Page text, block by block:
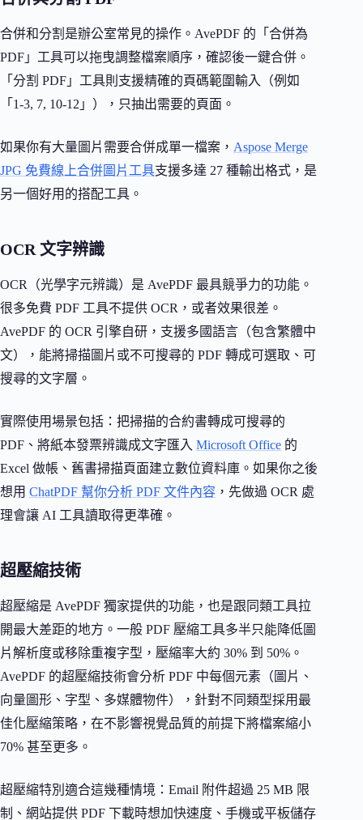
合併和分割是辦公室常見的操作。AvePDF 的「合併為
PDF」工具可以拖曳調整檔案順序，確認後一鍵合併。
「分割 PDF」工具則支援精確的頁碼範圍輸入（例如
「1-3, 7, 10-12」），只抽出需要的頁面。
如果你有大量圖片需要合併成單一檔案， Aspose Merge
JPG 免費線上合併圖片工具支援多達 27 種輸出格式，是
另一個好用的搭配工具。
OCR 文字辨識
OCR（光學字元辨識）是 AvePDF 最具競爭力的功能。
很多免費 PDF 工具不提供 OCR，或者效果很差。
AvePDF 的 OCR 引擎自研，支援多國語言（包含繁體中
文），能將掃描圖片或不可搜尋的 PDF 轉成可選取、可
搜尋的文字層。
實際使用場景包括：把掃描的合約書轉成可搜尋的
PDF、將紙本發票辨識成文字匯入 Microsoft Office 的
Excel 做帳、舊書掃描頁面建立數位資料庫。如果你之後
想用 ChatPDF 幫你分析 PDF 文件內容 ，先做過 OCR 處
理會讓 AI 工具讀取得更準確。
超壓縮技術
超壓縮是 AvePDF 獨家提供的功能，也是跟同類工具拉
開最大差距的地方。一般 PDF 壓縮工具多半只能降低圖
片解析度或移除重複字型，壓縮率大約 30% 到 50%。
AvePDF 的超壓縮技術會分析 PDF 中每個元素（圖片、
向量圖形、字型、多媒體物件），針對不同類型採用最
佳化壓縮策略，在不影響視覺品質的前提下將檔案縮小
70% 甚至更多。
超壓縮特別適合這幾種情境：Email 附件超過 25 MB 限
制、網站提供 PDF 下載時想加快速度、手機或平板儲存